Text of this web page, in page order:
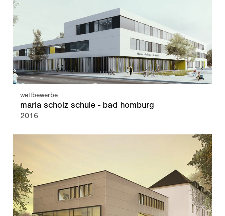
wettbewerbe
maria scholz schule - bad homburg
2016